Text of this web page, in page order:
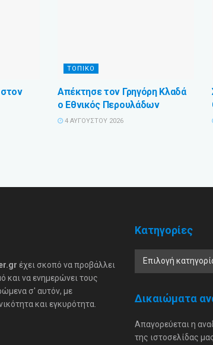
ΤΟΠΙΚΟ
Απέκτησε τον Γρηγόρη Κλαδά
ο Εθνικός Περουλάδων
4 ΑΥΓΟΎΣΤΟΥ 2026
έχει σκοπό να προβάλλει
και να ενημερώνει τους
σ' αυτόν, με
και εγκυρότητα.
Κατηγορίες
Επιλογή
Δικαιώματα
Απαγορεύεται η
της ιστοσελίδας